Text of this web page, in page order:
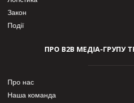
Закон
Події
ПРО В2В МЕДІА-ГРУПУ
Про нас
Наша команда